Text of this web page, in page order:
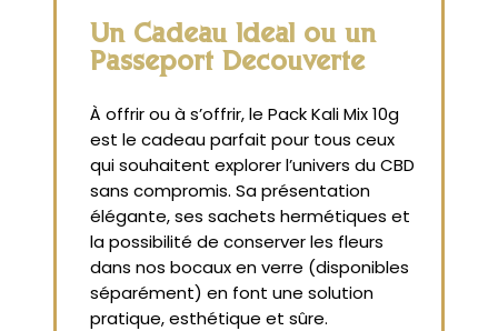
Un Cadeau Idéal ou un
Passeport Découverte
À offrir ou à s’offrir, le Pack Kali Mix 10g
est le cadeau parfait pour tous ceux
qui souhaitent explorer l’univers du CBD
sans compromis. Sa présentation
élégante, ses sachets hermétiques et
la possibilité de conserver les fleurs
dans nos bocaux en verre (disponibles
séparément) en font une solution
pratique, esthétique et sûre.